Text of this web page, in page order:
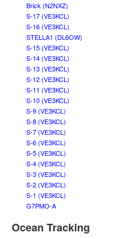
Brick (N2NXZ)
S-17 (VE3KCL)
S-16 (VE3KCL)
STELLA1 (DL6OW)
S-15 (VE3KCL)
S-14 (VE3KCL)
S-13 (VE3KCL)
S-12 (VE3KCL)
S-11 (VE3KCL)
S-10 (VE3KCL)
S-9 (VE3KCL)
S-8 (VE3KCL)
S-7 (VE3KCL)
S-6 (VE3KCL)
S-5 (VE3KCL)
S-4 (VE3KCL)
S-3 (VE3KCL)
S-2 (VE3KCL)
S-1 (VE3KCL)
G7PMO-A
Ocean Tracking